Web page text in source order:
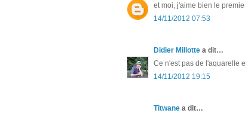
et moi, j'aime bien le
14/11/2012 07:53
Didier Millotte a dit…
Ce n'est pas de l'aquarelle
14/11/2012 19:15
Titwane a dit…